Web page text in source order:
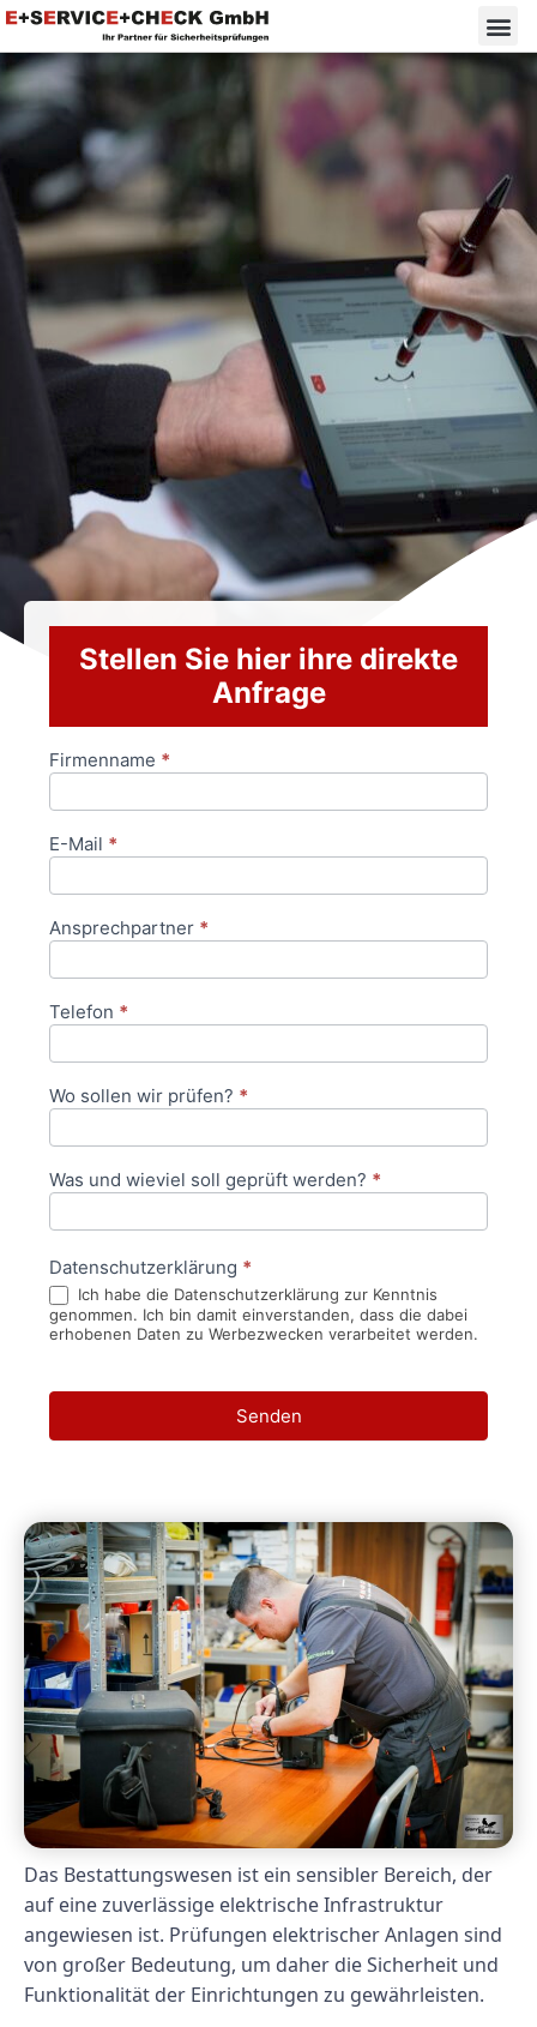
Stellen Sie hier ihre direkte
Anfrage
Anfrageformular
Firmenname *
E-Mail *
Ansprechpartner *
Telefon *
Wo sollen wir prüfen? *
Was und wieviel soll geprüft werden? *
Datenschutzerklärung *
Ich habe die Datenschutzerklärung zur Kenntnis
genommen. Ich bin damit einverstanden, dass die dabei
erhobenen Daten zu Werbezwecken verarbeitet werden.
Senden
Das Bestattungswesen ist ein sensibler Bereich, der
auf eine zuverlässige elektrische Infrastruktur
angewiesen ist. Prüfungen elektrischer Anlagen sind
von großer Bedeutung, um daher die Sicherheit und
Funktionalität der Einrichtungen zu gewährleisten.